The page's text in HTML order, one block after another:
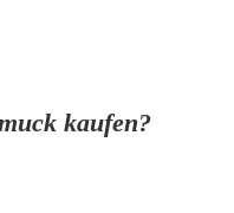
kaufen?